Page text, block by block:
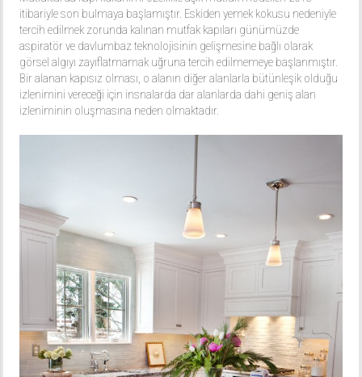
itibariyle son bulmaya başlamıştır. Eskiden yemek kokusu nedeniyle
tercih edilmek zorunda kalınan mutfak kapıları günümüzde
aspiratör ve davlumbaz teknolojisinin gelişmesine bağlı olarak
görsel algıyı zayıflatmamak uğruna tercih edilmemeye başlanmıştır.
Bir alanan kapısız olması, o alanın diğer alanlarla bütünleşik olduğu
izlenimini vereceği için insnalarda dar alanlarda dahi geniş alan
izleniminin oluşmasına neden olmaktadır.